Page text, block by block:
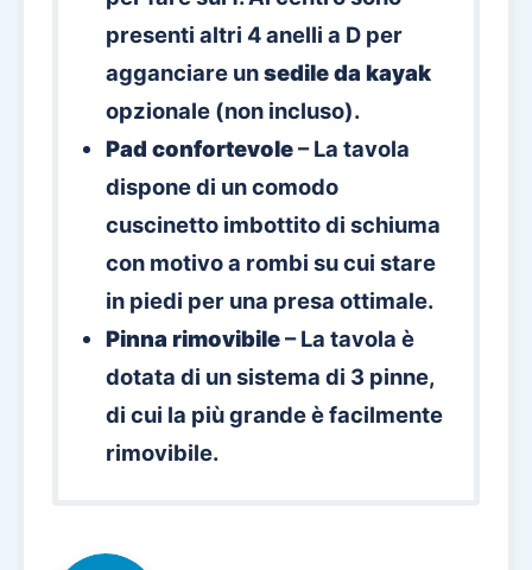
presenti altri 4 anelli a D per
agganciare unsedile da kayak
opzionale (non incluso).
Pad confortevole– La tavola
dispone di un comodo
cuscinetto imbottito di schiuma
con motivo a rombi su cui stare
in piedi per una presa ottimale.
Pinna rimovibile– La tavola è
dotata di un sistema di 3 pinne,
di cui la più grande è facilmente
rimovibile.